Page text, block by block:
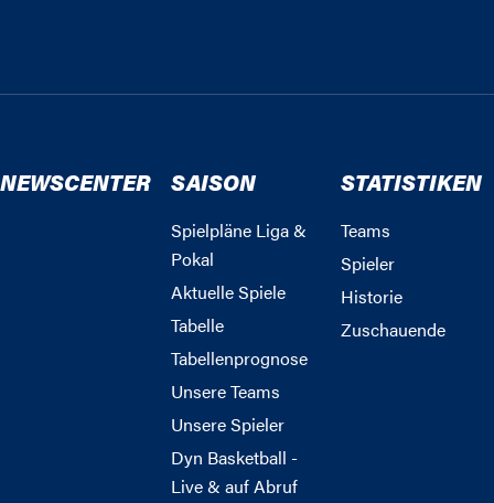
NEWSCENTER SAISON
Spielpläne Liga &
Pokal
Aktuelle Spiele
Tabelle
Tabellenprognose
Unsere Teams
Unsere Spieler
Dyn Basketball -
Live & auf Abruf
STATISTIKEN
Teams
Spieler
Historie
Zuschauende